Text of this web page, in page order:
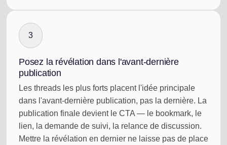
3
Posez la révélation dans l'avant-dernière
publication
Les threads les plus forts placent l'idée principale
dans l'avant-dernière publication, pas la dernière. La
publication finale devient le CTA — le bookmark, le
lien, la demande de suivi, la relance de discussion.
Mettre la révélation en dernier ne laisse pas de place